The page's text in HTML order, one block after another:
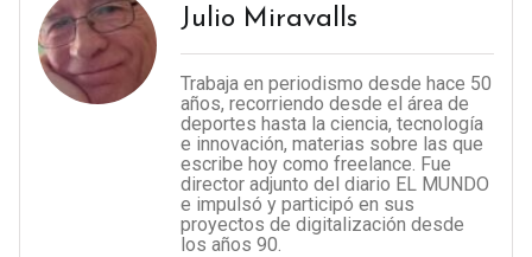
Julio Miravalls
Trabaja en periodismo desde hace 50
años, recorriendo desde el área de
deportes hasta la ciencia, tecnología
e innovación, materias sobre las que
escribe hoy como freelance. Fue
director adjunto del diario EL MUNDO
e impulsó y participó en sus
proyectos de digitalización desde
los años 90.